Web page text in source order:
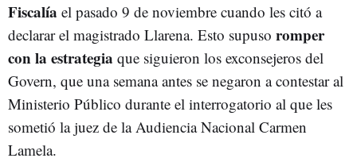
Fiscalía el pasado 9 de noviembre cuando les citó a
declarar el magistrado Llarena. Esto supuso romper
con la estrategia que siguieron los exconsejeros del
Govern, que una semana antes se negaron a contestar al
Ministerio Público durante el interrogatorio al que les
sometió la juez de la Audiencia Nacional Carmen
Lamela.